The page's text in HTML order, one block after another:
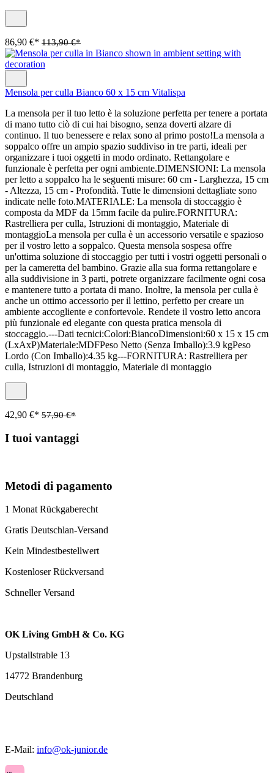
86,90 €* 113,90 €*
Mensola per culla Bianco 60 x 15 cm Vitalispa
La mensola per il tuo letto è la soluzione perfetta per tenere a portata
di mano tutto ciò di cui hai bisogno, senza doverti alzare di
continuo. Il tuo benessere e relax sono al primo posto!La mensola a
soppalco offre un ampio spazio suddiviso in tre parti, ideali per
organizzare i tuoi oggetti in modo ordinato. Rettangolare e
funzionale è perfetta per ogni ambiente.DIMENSIONI: La mensola
per letto a soppalco ha le seguenti misure: 60 cm - Larghezza, 15 cm
- Altezza, 15 cm - Profondità. Tutte le dimensioni dettagliate sono
indicate nelle foto.MATERIALE: La mensola di stoccaggio è
composta da MDF da 15mm facile da pulire.FORNITURA:
Rastrelliera per culla, Istruzioni di montaggio, Materiale di
montaggioLa mensola per culla è un accessorio versatile e spazioso
per il vostro letto a soppalco. Questa mensola sospesa offre
un'ottima soluzione di stoccaggio per tutti i vostri oggetti personali o
per la cameretta del bambino. Grazie alla sua forma rettangolare e
alla suddivisione in 3 parti, potrete organizzare facilmente ogni cosa
e mantenere tutto a portata di mano. Inoltre, la mensola per culla è
anche un ottimo accessorio per il lettino, perfetto per creare un
ambiente accogliente e confortevole. Rendete il vostro letto ancora
più funzionale ed elegante con questa pratica mensola di
stoccaggio.---Dati tecnici:Colori:BiancoDimensioni:60 x 15 x 15 cm
(LxAxP)Materiale:MDFPeso Netto (Senza Imballo):3.9 kgPeso
Lordo (Con Imballo):4.35 kg---FORNITURA: Rastrelliera per
culla, Istruzioni di montaggio, Materiale di montaggio
42,90 €* 57,90 €*
I tuoi vantaggi
Metodi di pagamento
1 Monat Rückgaberecht
Gratis Deutschlan-Versand
Kein Mindestbestellwert
Kostenloser Rückversand
Schneller Versand
OK Living GmbH & Co. KG
Upstallstrable 13
14772 Brandenburg
Deutschland
E-Mail: info@ok-junior.de